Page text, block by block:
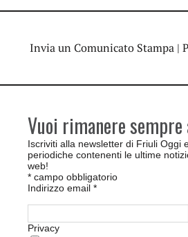
Invia un Comunicato Stampa |
Vuoi rimanere
Iscriviti alla newsletter di Friuli Oggi
periodiche contenenti le ultime
web!
* campo obbligatorio
Indirizzo email *
Privacy